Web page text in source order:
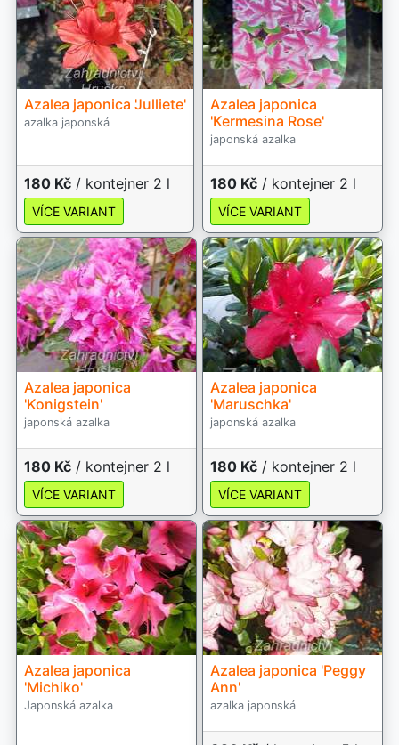
Azalea japonica 'Julliete'
azalka japonská
180 Kč / kontejner 2 l
VÍCE VARIANT
Azalea japonica
'Kermesina Rose'
japonská azalka
180 Kč / kontejner 2 l
VÍCE VARIANT
Azalea japonica
'Konigstein'
japonská azalka
180 Kč / kontejner 2 l
VÍCE VARIANT
Azalea japonica
'Maruschka'
japonská azalka
180 Kč / kontejner 2 l
VÍCE VARIANT
Azalea japonica
'Michiko'
Japonská azalka
Azalea japonica 'Peggy
Ann'
azalka japonská